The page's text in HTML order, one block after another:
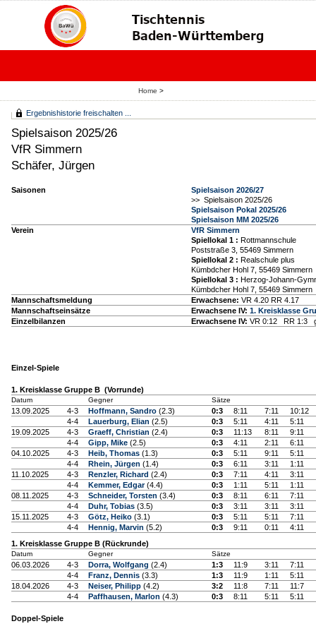
Home >
Ergebnishistorie freischalten ...
Spielsaison 2025/26
VfR Simmern
Schäfer, Jürgen
Saisonen
Spielsaison 2026/27
>> Spielsaison 2025/26
Spielsaison Pokal 2025/26
Spielsaison MM 2025/26
Verein
VfR Simmern
Spiellokal 1 : Rottmannschule
Poststraße 3, 55469 Simmern
Spiellokal 2 : Realschule plus
Kümbdcher Hohl 7, 55469 Simmern
Spiellokal 3 : Herzog-Johann-
Kümbdcher Hohl 7, 55469 Simmern
Mannschaftsmeldung
Erwachsene: VR 4.20 RR 4.17
Mannschaftseinsätze
Erwachsene IV: 1. Kreisklasse
Einzelbilanzen
Erwachsene IV: VR 0:12 RR 1:3
Einzel-Spiele
1. Kreisklasse Gruppe B (Vorrunde)
Datum Gegner Sätze
13.09.2025 4-3 Hoffmann, Sandro (2.3) 0:3 8:11 7:11
10:12
4-4
Lauerburg, Elian (2.5) 0:3 5:11 4:11
5:11
19.09.2025
4-3 Graeff, Christian (2.4) 0:3 11:13 8:11
9:11
4-4
Gipp, Mike (2.5) 0:3 4:11 2:11
6:11
04.10.2025
4-3 Heib, Thomas (1.3) 0:3 5:11 9:11
5:11
4-4
Rhein, Jürgen (1.4) 0:3 6:11 3:11
1:11
11.10.2025
4-3 Renzler, Richard (2.4) 0:3 7:11 4:11
3:11
4-4
Kemmer, Edgar(4.4) 0:3 1:11 5:11
1:11
08.11.2025
4-3 Schneider, Torsten (3.4) 0:3 8:11 6:11
7:11
4-4
Duhr, Tobias (3.5) 0:3 3:11 3:11
3:11
15.11.2025
4-3 Götz, Heiko (3.1) 0:3 5:11 5:11
7:11
4-4
Hennig, Marvin (5.2) 0:3 9:11 0:11
4:11
1. Kreisklasse Gruppe B (Rückrunde)
Datum Gegner Sätze
06.03.2026 4-3 Dorra, Wolfgang (2.4) 1:3 11:9 3:11
7:11
4-4
Franz, Dennis (3.3) 1:3 11:9 1:11
5:11
18.04.2026
4-3 Neiser, Philipp (4.2) 3:2 11:8 7:11
11:7
4-4
Paffhausen, Marlon (4.3) 0:3 8:11 5:11 5:11
Doppel-Spiele